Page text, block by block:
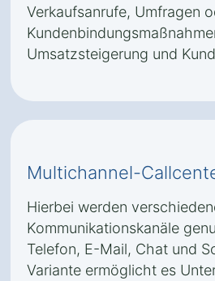
Verkaufsanrufe, Umfragen
Umsatzsteigerung und
Multichannel-
Hierbei werden
Kommunikationskanäle
Telefon, E-Mail, Chat und
Variante ermöglicht es